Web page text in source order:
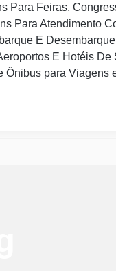
Para Feiras,
Para Atendimento
E
E Hotéis De
Ônibus para Viagens